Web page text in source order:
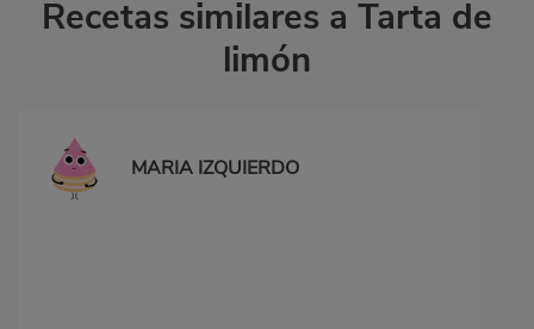
Recetas similares a Tarta de
limón
MARIA IZQUIERDO